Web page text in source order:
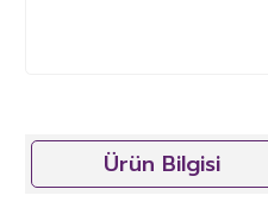
Ürün Bilgisi